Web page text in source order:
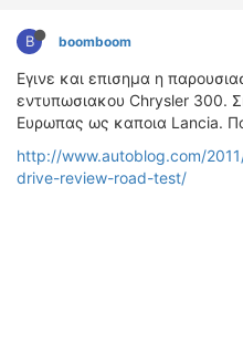
B boomboom
Εγινε και επισημα η
εντυπωσιακου Chrysler 300.
Ευρωπας ως καποια Lancia.
http://www.autoblog.com/
drive-review-road-test/
ΚΑΤΑΣΚΕΥΑΣΤΕΣ
ΑΓΩΝΙΣΤΙΚΑ
ΑΓΩΝΕΣ/ΔΙΟΡΓΑΝΩΣΕΙΣ
ΑΓΟΡΑ